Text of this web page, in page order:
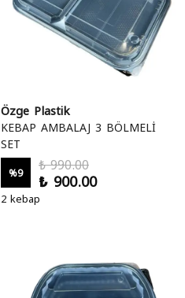
Özge Plastik
KEBAP AMBALAJ 3 BÖLMELİ
SET
%9
₺ 990.00
₺ 900.00
2 kebap